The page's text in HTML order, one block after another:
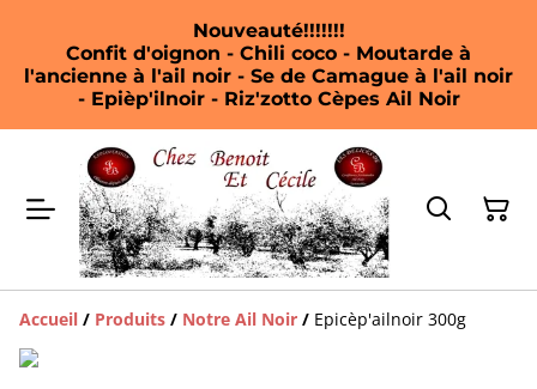
Nouveauté!!!!!!!
Confit d'oignon - Chili coco - Moutarde à
l'ancienne à l'ail noir - Se de Camague à l'ail noir
- Epièp'ilnoir - Riz'zotto Cèpes Ail Noir
Accueil / Produits / Notre Ail Noir / Epicèp'ailnoir 300g